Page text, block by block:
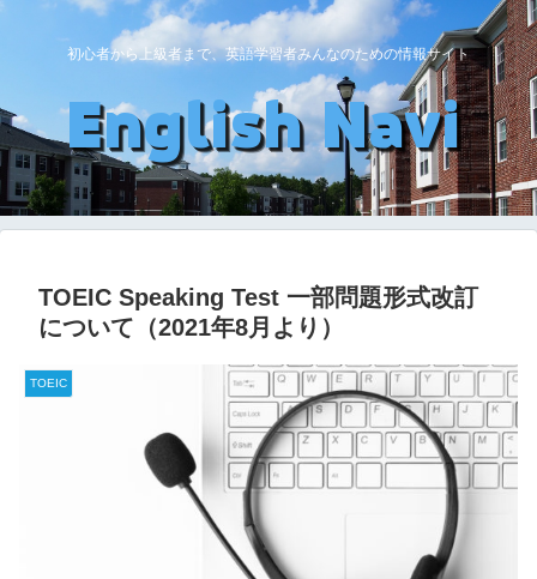
初心者から上級者まで、英語学習者みんなのための情報サイト
TOEIC Speaking Test 一部問題形式改訂
について（2021年8月より）
TOEIC